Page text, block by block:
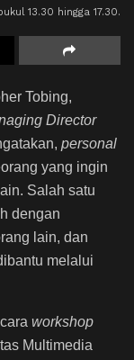
13.30 hingga 17.30.
Tobing,
Director
personal
yang ingin
Salah satu
dengan
lain, dan
melalui
workshop
Multimedia